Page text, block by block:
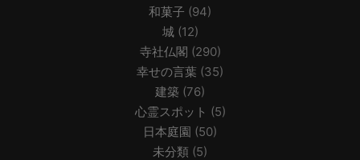
和菓子 (94)
城(12)
寺社仏閣 (290)
幸せの言葉 (35)
建築 (76)
心霊スポット (5)
日本庭園 (50)
未分類 (5)